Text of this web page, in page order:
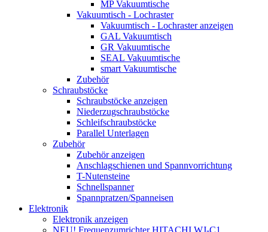
MP Vakuumtische
Vakuumtisch - Lochraster
Vakuumtisch - Lochraster anzeigen
GAL Vakuumtisch
GR Vakuumtische
SEAL Vakuumtische
smart Vakuumtische
Zubehör
Schraubstöcke
Schraubstöcke anzeigen
Niederzugschraubstöcke
Schleifschraubstöcke
Parallel Unterlagen
Zubehör
Zubehör anzeigen
Anschlagschienen und Spannvorrichtung
T-Nutensteine
Schnellspanner
Spannpratzen/Spanneisen
Elektronik
Elektronik anzeigen
NEU! Frequenzumrichter HITACHI WJ-C1